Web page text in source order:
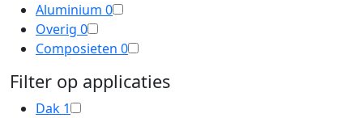
Aluminium 0
Overig 0
Composieten 0
Filter op applicaties
Dak 1